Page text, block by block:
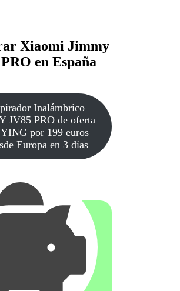
Xiaomi Jimmy
en España
Inalámbrico
JV85 PRO de oferta
por 199 euros
Europa en 3 días